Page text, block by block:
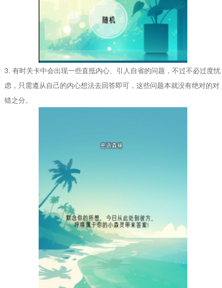
3. 有时关卡中会出现一些直抵内心、引人自省的问题，不过不必过度忧
虑，只需遵从自己的内心想法去回答即可，这些问题本就没有绝对的对
错之分。